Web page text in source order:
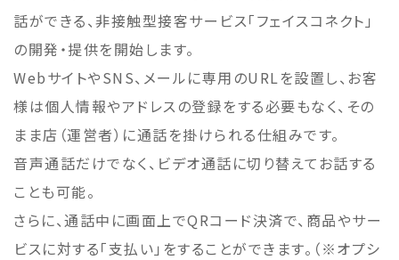
話ができる、非接触型接客サービス「フェイスコネクト」
の開発・提供を開始します。
WebサイトやSNS、メールに専用のURLを設置し、お客
様は個人情報やアドレスの登録をする必要もなく、その
まま店（運営者）に通話を掛けられる仕組みです。
音声通話だけでなく、ビデオ通話に切り替えてお話する
ことも可能。
さらに、通話中に画面上でQRコード決済で、商品やサー
ビスに対する「支払い」をすることができます。（※オプシ